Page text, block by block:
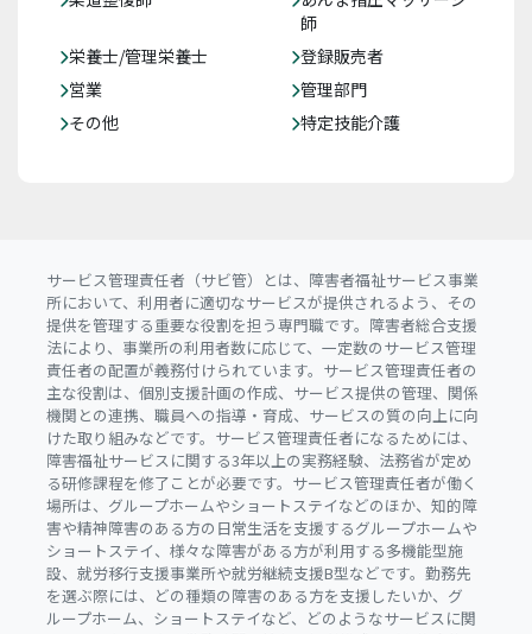
師
栄養士/管理栄養士
登録販売者
営業
管理部門
その他
特定技能介護
サービス管理責任者（サビ管）とは、障害者福祉サービス事業
所において、利用者に適切なサービスが提供されるよう、その
提供を管理する重要な役割を担う専門職です。障害者総合支援
法により、事業所の利用者数に応じて、一定数のサービス管理
責任者の配置が義務付けられています。サービス管理責任者の
主な役割は、個別支援計画の作成、サービス提供の管理、関係
機関との連携、職員への指導・育成、サービスの質の向上に向
けた取り組みなどです。サービス管理責任者になるためには、
障害福祉サービスに関する3年以上の実務経験、法務省が定め
る研修課程を修了ことが必要です。サービス管理責任者が働く
場所は、グループホームやショートステイなどのほか、知的障
害や精神障害のある方の日常生活を支援するグループホームや
ショートステイ、様々な障害がある方が利用する多機能型施
設、就労移行支援事業所や就労継続支援B型などです。勤務先
を選ぶ際には、どの種類の障害のある方を支援したいか、グ
ループホーム、ショートステイなど、どのようなサービスに関